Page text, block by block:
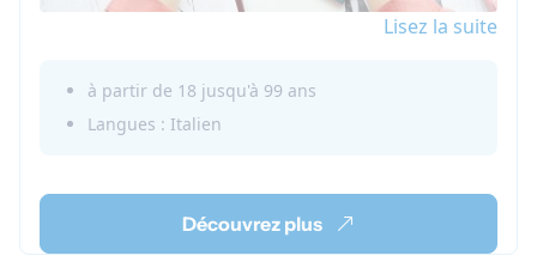
Lisez la suite
à partir de 18 jusqu'à 99 ans
Langues : Italien
Découvrez plus